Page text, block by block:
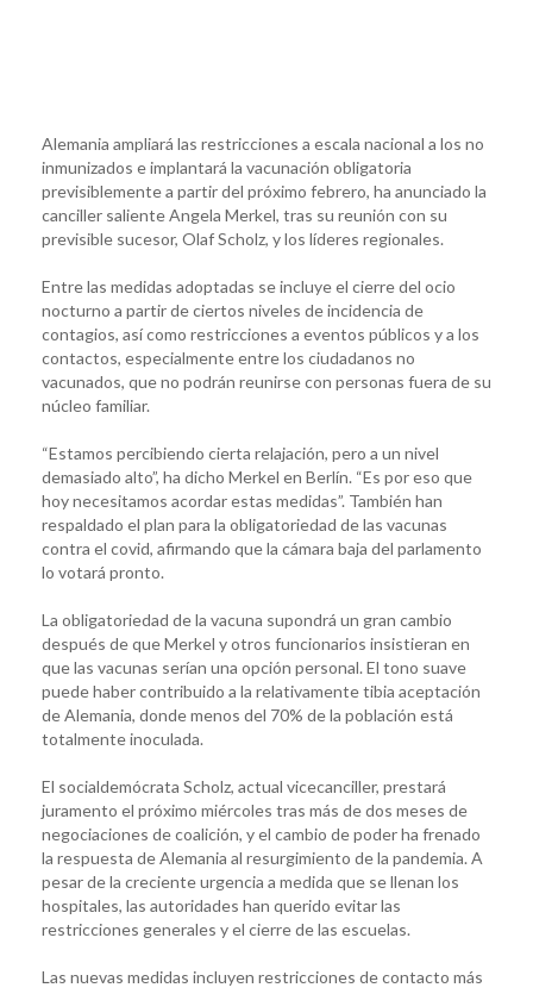
Alemania ampliará las restricciones a escala nacional a los no
inmunizados e implantará la vacunación obligatoria
previsiblemente a partir del próximo febrero, ha anunciado la
canciller saliente Angela Merkel, tras su reunión con su
previsible sucesor, Olaf Scholz, y los líderes regionales.
Entre las medidas adoptadas se incluye el cierre del ocio
nocturno a partir de ciertos niveles de incidencia de
contagios, así como restricciones a eventos públicos y a los
contactos, especialmente entre los ciudadanos no
vacunados, que no podrán reunirse con personas fuera de su
núcleo familiar.
“Estamos percibiendo cierta relajación, pero a un nivel
demasiado alto”, ha dicho Merkel en Berlín. “Es por eso que
hoy necesitamos acordar estas medidas”. También han
respaldado el plan para la obligatoriedad de las vacunas
contra el covid, afirmando que la cámara baja del parlamento
lo votará pronto.
La obligatoriedad de la vacuna supondrá un gran cambio
después de que Merkel y otros funcionarios insistieran en
que las vacunas serían una opción personal. El tono suave
puede haber contribuido a la relativamente tibia aceptación
de Alemania, donde menos del 70% de la población está
totalmente inoculada.
El socialdemócrata Scholz, actual vicecanciller, prestará
juramento el próximo miércoles tras más de dos meses de
negociaciones de coalición, y el cambio de poder ha frenado
la respuesta de Alemania al resurgimiento de la pandemia. A
pesar de la creciente urgencia a medida que se llenan los
hospitales, las autoridades han querido evitar las
restricciones generales y el cierre de las escuelas.
Las nuevas medidas incluyen restricciones de contacto más